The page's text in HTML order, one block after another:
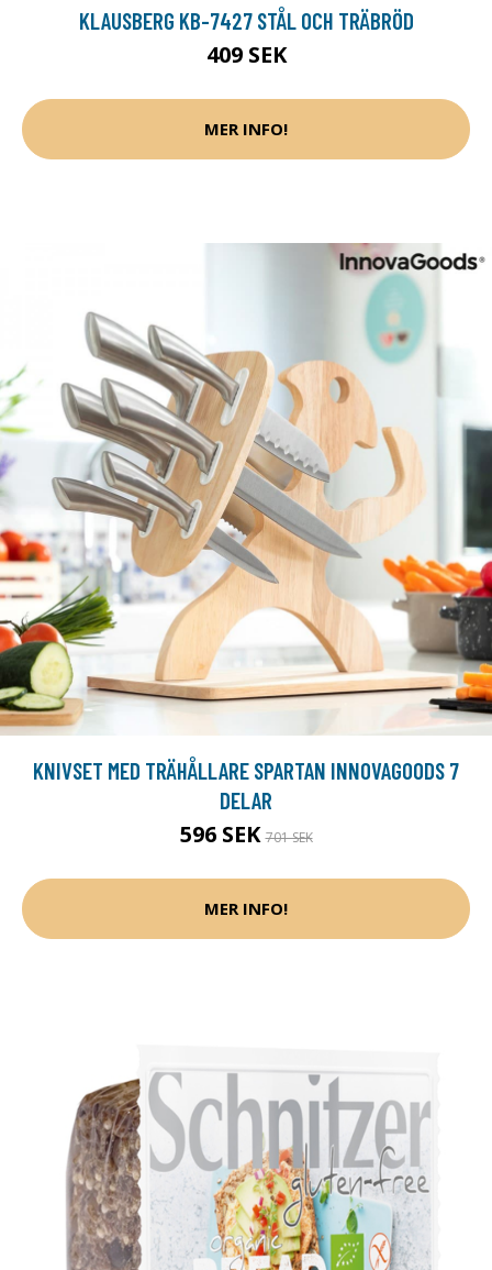
KLAUSBERG KB-7427 STÅL OCH TRÄBRÖD
409 SEK
MER INFO!
KNIVSET MED TRÄHÅLLARE SPARTAN INNOVAGOODS 7
DELAR
596 SEK701 SEK
MER INFO!